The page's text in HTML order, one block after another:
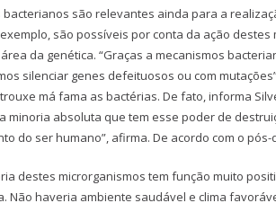
são relevantes ainda para a
são possíveis por conta da ação
da genética. “Graças a mecanismos
silenciar genes defeituosos ou com
má fama as bactérias. De fato, informa
minoria absoluta que tem esse poder de
do ser humano”, afirma. De acordo com o
destes microrganismos tem função muito
Não haveria ambiente saudável e clima